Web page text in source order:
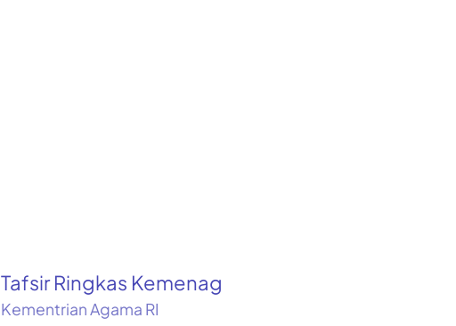
Tafsir Ringkas Kemenag
Kementrian Agama RI